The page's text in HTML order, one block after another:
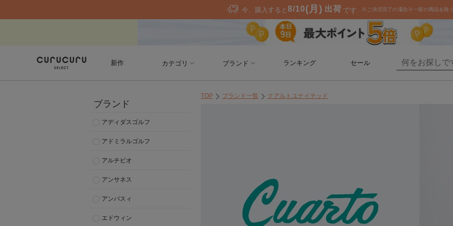
新作 カテゴリ ブランド ランキング セール
ブランド
アディダスゴルフ
アドミラルゴルフ
アルチビオ
アンサネス
アンパスィ
エドウィン
TOP ブランド一覧 クアルトユナイテッド